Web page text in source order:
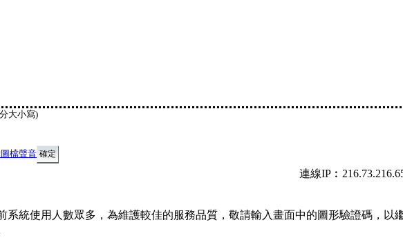
大小寫)
檔聲音
連線
系統使用人數眾多，為維護較佳的服務品質，敬請輸入畫面中的圖形驗證碼，以